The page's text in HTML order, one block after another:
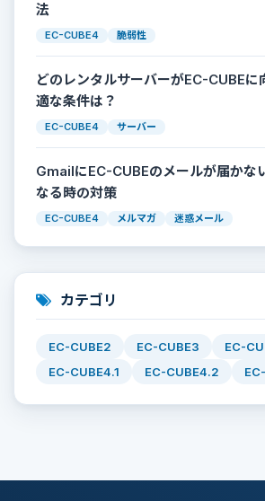
法
EC-CUBE4 脆弱性
どのレンタルサーバーがEC-CUBEに
適な条件は？
EC-CUBE4 サーバー
GmailにEC-CUBEのメールが届かな
なる時の対策
EC-CUBE4 メルマガ 迷惑メール
カテゴリ
EC-CUBE2 EC-CUBE3
EC-
EC-CUBE4.1
EC-CUBE4.2